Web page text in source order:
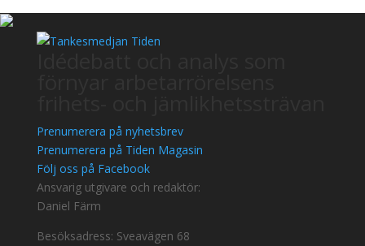
Prenumerera på nyhetsbrev
Prenumerera på Tiden Magasin
Följ oss på Facebook
Ansvarig utgivare och redaktör:
Daniel Färm
Besöksadress: Sveavägen 68